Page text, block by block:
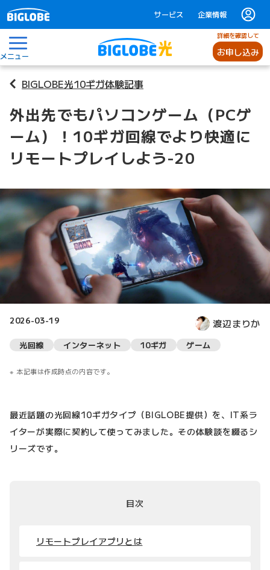
サービス 企業情報
メニュー
詳細を確認して
お申し込み
BIGLOBE光10ギガ体験記事
外出先でもパソコンゲーム（PCゲ
ーム）！10ギガ回線でより快適に
リモートプレイしよう-20
2026-03-19 渡辺まりか
光回線 インターネット 10ギガ ゲーム
本記事は作成時点の内容です。
最近話題の光回線10ギガタイプ（BIGLOBE提供）を、IT系ラ
イターが実際に契約して使ってみました。その体験談を綴るシ
リーズです。
目次
リモートプレイアプリとは